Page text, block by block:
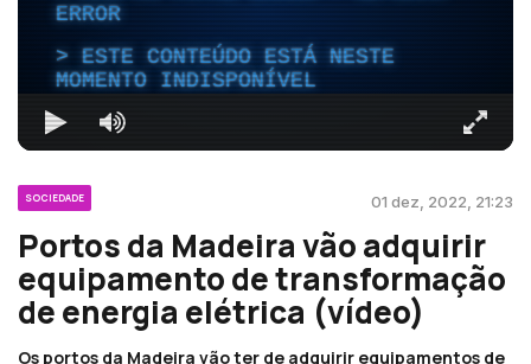
ERROR
ESTE CONTEÚDO ESTÁ NESTE
MOMENTO INDISPONÍVEL
SOCIEDADE 01 dez, 2022, 21:23
Portos da Madeira vão adquirir
equipamento de transformação
de energia elétrica (vídeo)
Os portos da Madeira vão ter de adquirir equipamentos de